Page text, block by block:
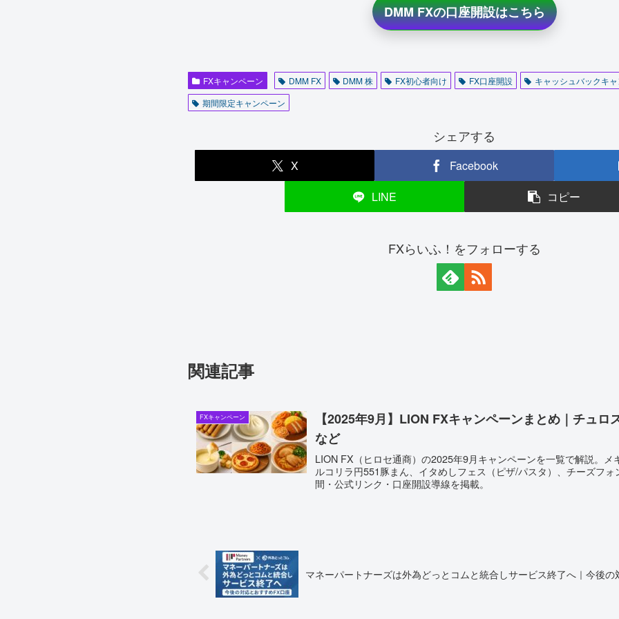
DMM FXの口座開設はこちら
FXキャンペーン DMM FX DMM 株 FX初心者向け FX口座開設
キャッシュバックキ
期間限定キャンペーン
シェアする
X Facebook
LINE
コピー
FXらいふ！をフォローする
関連記事
FXキャンペーン
【2025年9月】LION FXキャンペーンまとめ｜チュロ
など
LION FX（ヒロセ通商）の2025年9月キャンペーンを一覧で解説。メ
ルコリラ円551豚まん、イタめしフェス（ピザ/パスタ）、チーズフ
間・公式リンク・口座開設導線を掲載。
マネーパートナーズは外為どっとコムと統合しサービス終了へ｜今後